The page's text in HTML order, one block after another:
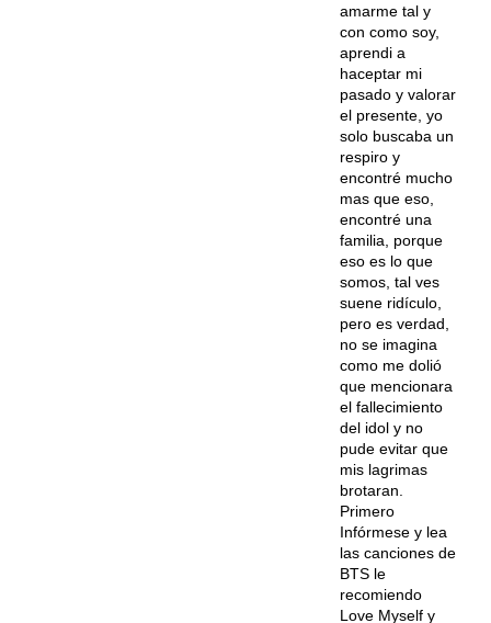
amarme tal y
con como soy,
aprendi a
haceptar mi
pasado y valorar
el presente, yo
solo buscaba un
respiro y
encontré mucho
mas que eso,
encontré una
familia, porque
eso es lo que
somos, tal ves
suene ridículo,
pero es verdad,
no se imagina
como me dolió
que mencionara
el fallecimiento
del idol y no
pude evitar que
mis lagrimas
brotaran.
Primero
Infórmese y lea
las canciones de
BTS le
recomiendo
Love Myself y